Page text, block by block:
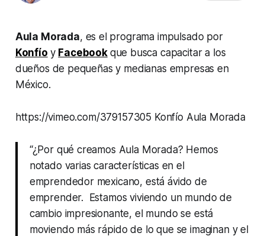
Aula Morada, es el programa impulsado por
Konfío y Facebook que busca capacitar a los
dueños de pequeñas y medianas empresas en
México.
https://vimeo.com/379157305 Konfío Aula Morada
“¿Por qué creamos Aula Morada? Hemos
notado varias características en el
emprendedor mexicano, está ávido de
emprender. Estamos viviendo un mundo de
cambio impresionante, el mundo se está
moviendo más rápido de lo que se imaginan y el